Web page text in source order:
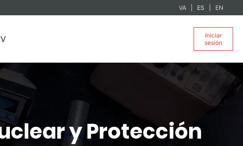
VA ES EN
Iniciar
sesión
y Protección